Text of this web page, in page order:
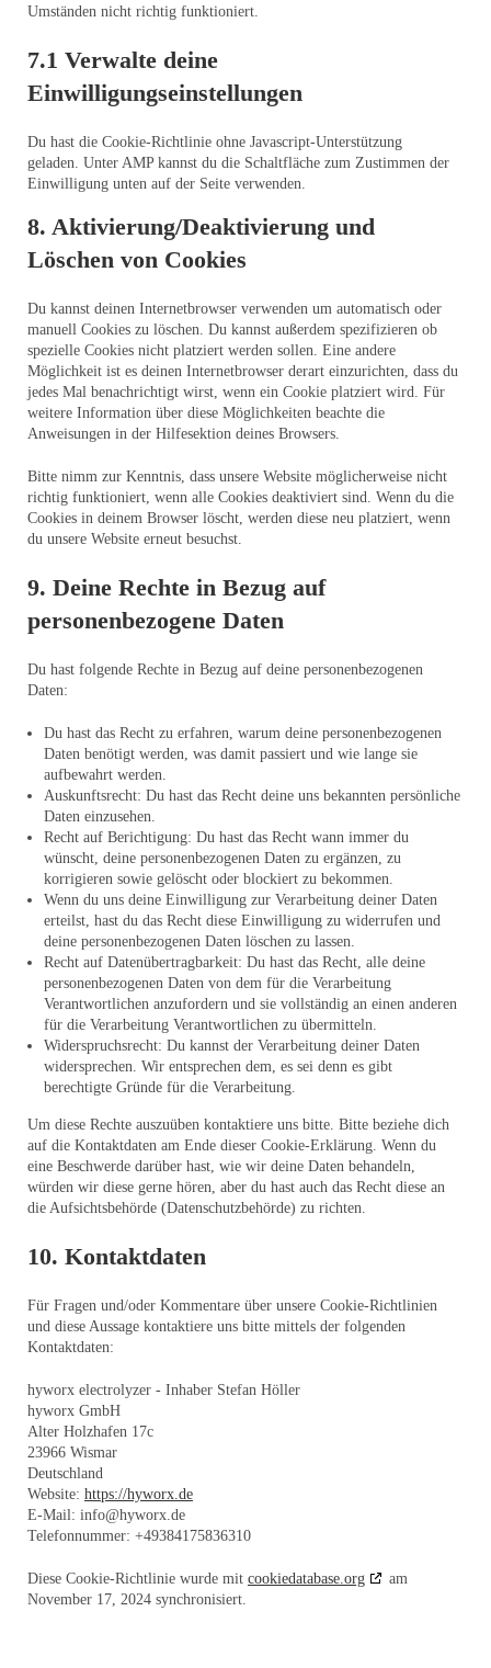
Umständen nicht richtig funktioniert.
7.1 Verwalte deine
Einwilligungseinstellungen
Du hast die Cookie-Richtlinie ohne Javascript-Unterstützung
geladen. Unter AMP kannst du die Schaltfläche zum Zustimmen der
Einwilligung unten auf der Seite verwenden.
8. Aktivierung/Deaktivierung und
Löschen von Cookies
Du kannst deinen Internetbrowser verwenden um automatisch oder
manuell Cookies zu löschen. Du kannst außerdem spezifizieren ob
spezielle Cookies nicht platziert werden sollen. Eine andere
Möglichkeit ist es deinen Internetbrowser derart einzurichten, dass du
jedes Mal benachrichtigt wirst, wenn ein Cookie platziert wird. Für
weitere Information über diese Möglichkeiten beachte die
Anweisungen in der Hilfesektion deines Browsers.
Bitte nimm zur Kenntnis, dass unsere Website möglicherweise nicht
richtig funktioniert, wenn alle Cookies deaktiviert sind. Wenn du die
Cookies in deinem Browser löscht, werden diese neu platziert, wenn
du unsere Website erneut besuchst.
9. Deine Rechte in Bezug auf
personenbezogene Daten
Du hast folgende Rechte in Bezug auf deine personenbezogenen
Daten:
Du hast das Recht zu erfahren, warum deine personenbezogenen
Daten benötigt werden, was damit passiert und wie lange sie
aufbewahrt werden.
Auskunftsrecht: Du hast das Recht deine uns bekannten persönliche
Daten einzusehen.
Recht auf Berichtigung: Du hast das Recht wann immer du
wünscht, deine personenbezogenen Daten zu ergänzen, zu
korrigieren sowie gelöscht oder blockiert zu bekommen.
Wenn du uns deine Einwilligung zur Verarbeitung deiner Daten
erteilst, hast du das Recht diese Einwilligung zu widerrufen und
deine personenbezogenen Daten löschen zu lassen.
Recht auf Datenübertragbarkeit: Du hast das Recht, alle deine
personenbezogenen Daten von dem für die Verarbeitung
Verantwortlichen anzufordern und sie vollständig an einen anderen
für die Verarbeitung Verantwortlichen zu übermitteln.
Widerspruchsrecht: Du kannst der Verarbeitung deiner Daten
widersprechen. Wir entsprechen dem, es sei denn es gibt
berechtigte Gründe für die Verarbeitung.
Um diese Rechte auszuüben kontaktiere uns bitte. Bitte beziehe dich
auf die Kontaktdaten am Ende dieser Cookie-Erklärung. Wenn du
eine Beschwerde darüber hast, wie wir deine Daten behandeln,
würden wir diese gerne hören, aber du hast auch das Recht diese an
die Aufsichtsbehörde (Datenschutzbehörde) zu richten.
10. Kontaktdaten
Für Fragen und/oder Kommentare über unsere Cookie-Richtlinien
und diese Aussage kontaktiere uns bitte mittels der folgenden
Kontaktdaten:
hyworx electrolyzer - Inhaber Stefan Höller
hyworx GmbH
Alter Holzhafen 17c
23966 Wismar
Deutschland
Website: https://hyworx.de
E-Mail: info@hyworx.de
Telefonnummer: +49384175836310
Diese Cookie-Richtlinie wurde mit cookiedatabase.org
am
November 17, 2024 synchronisiert.